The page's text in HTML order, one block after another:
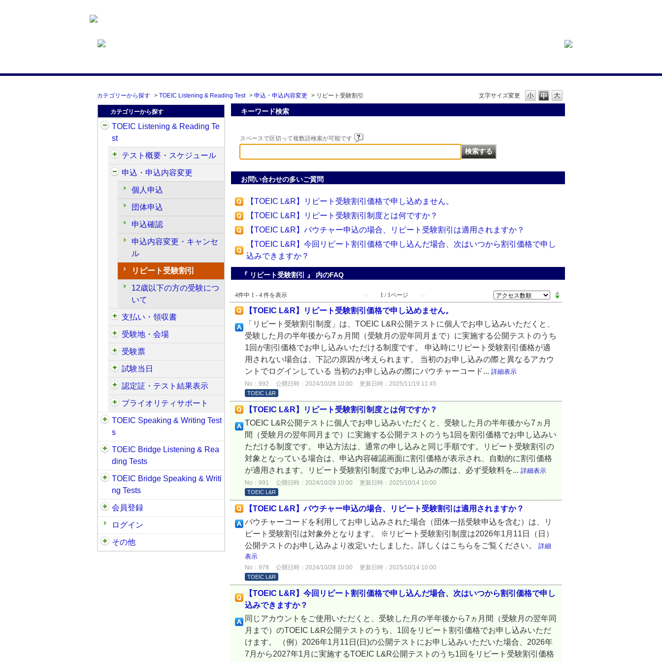
文字サイズ変更
カテゴリーから探す > TOEIC Listening & Reading Test > 申込・申込内容変更 > リピート受験割引
カテゴリーから探す
TOEIC Listening & Reading Te
st
テスト概要・スケジュール
申込・申込内容変更
個人申込
団体申込
申込確認
申込内容変更・キャンセ
ル
リピート受験割引
12歳以下の方の受験につ
いて
支払い・領収書
受験地・会場
受験票
試験当日
認定証・テスト結果表示
プライオリティサポート
TOEIC Speaking & Writing Test
s
TOEIC Bridge Listening & Rea
ding Tests
TOEIC Bridge Speaking & Writi
ng Tests
会員登録
ログイン
その他
キーワード検索
スペースで区切って複数語検索が可能です
お問い合わせの多いご質問
【TOEIC L&R】リピート受験割引価格で申し込めません。
【TOEIC L&R】リピート受験割引制度とは何ですか？
【TOEIC L&R】バウチャー申込の場合、リピート受験割引は適用されますか？
【TOEIC L&R】今回リピート割引価格で申し込んだ場合、次はいつから割引価格で申し
込みできますか？
『 リピート受験割引 』 内のFAQ
4件中 1 - 4 件を表示 ≪ 1 / 1ページ ≫
【TOEIC L&R】リピート受験割引価格で申し込めません。
「リピート受験割引制度」は、TOEIC L&R公開テストに個人でお申し込みいただくと、
受験した月の半年後から7ヵ月間（受験月の翌年同月まで）に実施する公開テストのうち
1回が割引価格でお申し込みいただける制度です。 申込時にリピート受験割引価格が適
用されない場合は、下記の原因が考えられます。 当初のお申し込みの際と異なるアカウ
ントでログインしている 当初のお申し込みの際にバウチャーコード... 詳細表示
No：992 公開日時：2024/10/28 10:00 更新日時：2025/11/19 11:45
TOEIC L&R
【TOEIC L&R】リピート受験割引制度とは何ですか？
TOEIC L&R公開テストに個人でお申し込みいただくと、受験した月の半年後から7ヵ月
間（受験月の翌年同月まで）に実施する公開テストのうち1回を割引価格でお申し込みい
ただける制度です。 申込方法は、通常の申し込みと同じ手順です。リピート受験割引の
対象となっている場合は、申込内容確認画面に割引価格が表示され、自動的に割引価格
が適用されます。リピート受験割引制度でお申し込みの際は、必ず受験料を... 詳細表示
No：991 公開日時：2024/10/28 10:00 更新日時：2025/10/14 10:00
TOEIC L&R
【TOEIC L&R】バウチャー申込の場合、リピート受験割引は適用されますか？
バウチャーコードを利用してお申し込みされた場合（団体一括受験申込を含む）は、リ
ピート受験割引は対象外となります。 ※リピート受験割引制度は2026年1月11日（日）
公開テストのお申し込みより改定いたしました。詳しくはこちらをご覧ください。 詳細
表示
No：978 公開日時：2024/10/28 10:00 更新日時：2025/10/14 10:00
TOEIC L&R
【TOEIC L&R】今回リピート割引価格で申し込んだ場合、次はいつから割引価格で申し
込みできますか？
同じアカウントをご使用いただくと、受験した月の半年後から7ヵ月間（受験月の翌年同
月まで）のTOEIC L&R公開テストのうち、1回をリピート割引価格でお申し込みいただ
けます。 （例）2026年1月11日(日)の公開テストにお申し込みいただいた場合、2026年
7月から2027年1月に実施するTOEIC L&R公開テストのうち1回をリピート受験割引価格